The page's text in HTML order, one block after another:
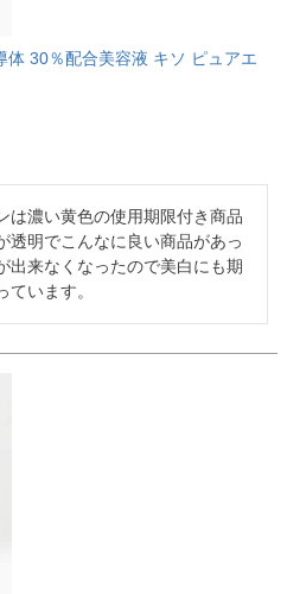
体 30％配合美容液 キソ ピュアエ
は濃い黄色の使用期限付き商品
透明でこんなに良い商品があっ
出来なくなったので美白にも期
います。